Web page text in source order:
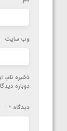
وب‌ سایت
ذخیره نام،
دوباره
دیدگاه *